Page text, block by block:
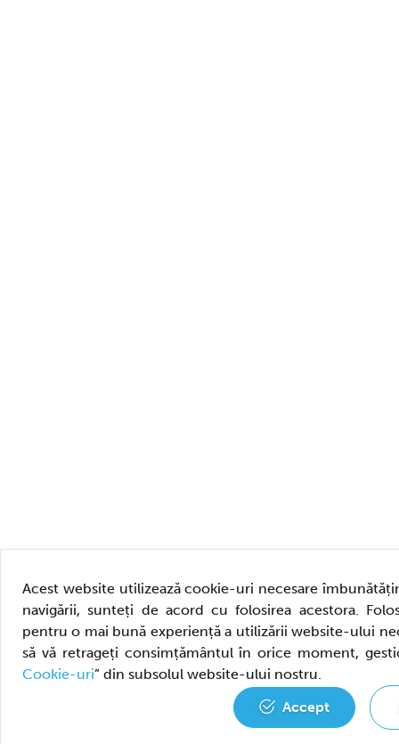
Acest website utilizează cookie-uri necesare
navigării, sunteți de acord cu folosirea acestora.
pentru o mai bună experiență a utilizării website-ului
să vă retrageți consimțământul în orice moment,
Cookie-uri” din subsolul website-ului nostru.
Accept